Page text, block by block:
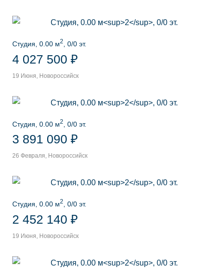
Студия, 0.00 м2 , 0/0 эт.
4 027 500 ₽
19 Июня, Новороссийск
Студия, 0.00 м2 , 0/0 эт.
3 891 090 ₽
26 Февраля, Новороссийск
Студия, 0.00 м2 , 0/0 эт.
2 452 140 ₽
19 Июня, Новороссийск